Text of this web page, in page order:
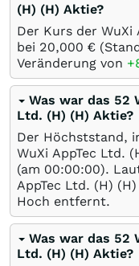
(H) (H) Aktie?
Der Kurs der
bei 20,000 €
Veränderung von
Was war das 52
Ltd. (H) (H) Aktie?
Der Höchststand,
WuXi AppTec Ltd.
(am 00:00:00).
AppTec Ltd. (H)
Hoch entfernt.
Was war das 52
Ltd. (H) (H) Aktie?